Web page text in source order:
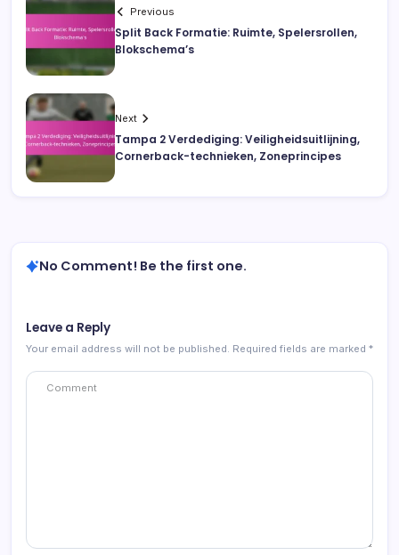
Previous
Split Back Formatie: Ruimte, Spelersrollen,
Blokschema’s
Next
Tampa 2 Verdediging: Veiligheidsuitlijning,
Cornerback-technieken, Zoneprincipes
No Comment! Be the first one.
Leave a Reply
Your email address will not be published. Required fields are marked *